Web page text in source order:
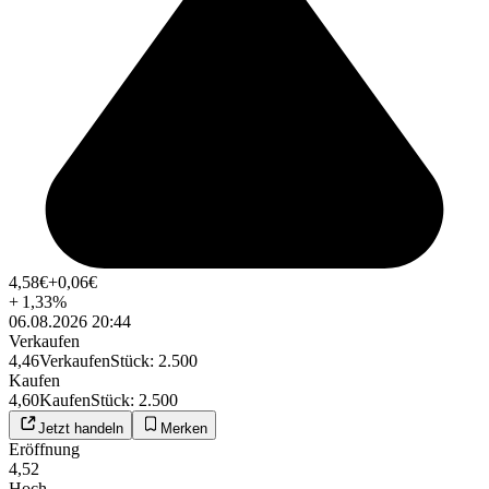
4,58€+0,06€
+ 1,33%
06.08.2026 20:44
Verkaufen
4,46VerkaufenStück: 2.500
Kaufen
4,60KaufenStück: 2.500
Jetzt handeln Merken
Eröffnung
4,52